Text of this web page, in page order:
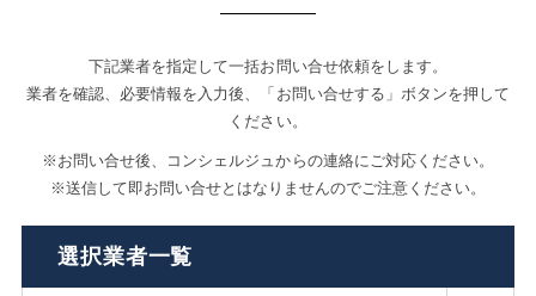
下記業者を指定して一括お問い合せ依頼をします。
業者を確認、必要情報を入力後、「お問い合せする」ボタンを押して
ください。
※お問い合せ後、コンシェルジュからの連絡にご対応ください。
※送信して即お問い合せとはなりませんのでご注意ください。
選択業者一覧